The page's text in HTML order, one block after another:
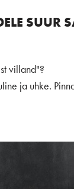
SUUR
villand"?
ja uhke.